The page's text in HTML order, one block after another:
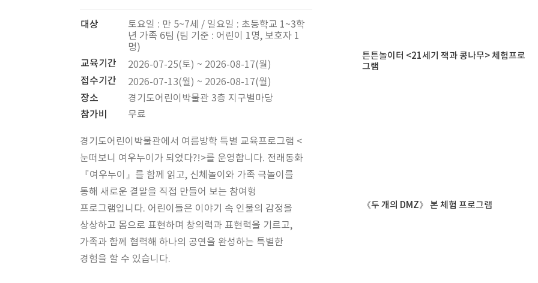
대상
토요일 : 만 5~7세 / 일요일 : 초등학교 1~3학
년 가족 6팀 (팀 기준 : 어린이 1명, 보호자 1
명)
교육기간
2026-07-25(토) ~ 2026-08-17(월)
접수기간 2026-07-13(월) ~ 2026-08-17(월)
장소
경기도어린이박물관 3층 지구별마당
참가비
무료
경기도어린이박물관에서 여름방학 특별 교육프로그램 <
눈떠보니 여우누이가 되었다?!>를 운영합니다. 전래동화
『여우누이』를 함께 읽고, 신체놀이와 가족 극놀이를
통해 새로운 결말을 직접 만들어 보는 참여형
프로그램입니다. 어린이들은 이야기 속 인물의 감정을
상상하고 몸으로 표현하며 창의력과 표현력을 기르고,
가족과 함께 협력해 하나의 공연을 완성하는 특별한
경험을 할 수 있습니다.
튼튼놀이터 <21세기 잭과 콩나무> 체험프로
그램
《두 개의 DMZ》 본 체험 프로그램